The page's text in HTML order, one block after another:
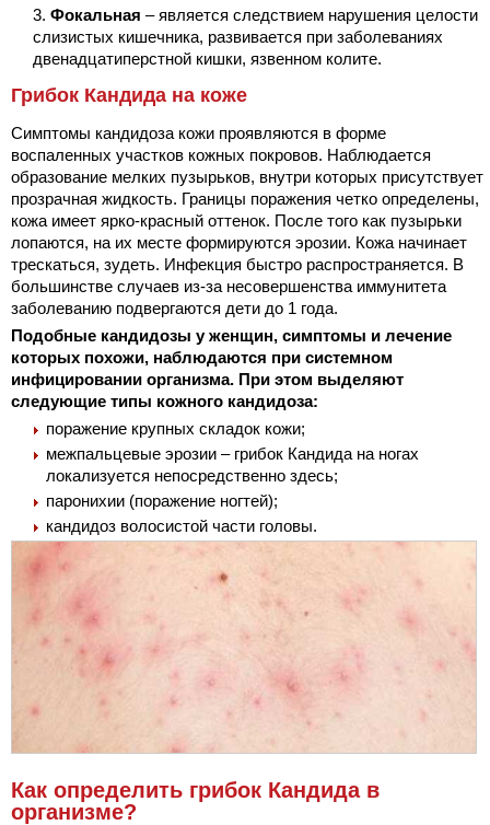
Фокальная – является следствием нарушения целости
слизистых кишечника, развивается при заболеваниях
двенадцатиперстной кишки, язвенном колите.
Грибок Кандида на коже
Симптомы кандидоза кожи проявляются в форме
воспаленных участков кожных покровов. Наблюдается
образование мелких пузырьков, внутри которых присутствует
прозрачная жидкость. Границы поражения четко определены,
кожа имеет ярко-красный оттенок. После того как пузырьки
лопаются, на их месте формируются эрозии. Кожа начинает
трескаться, зудеть. Инфекция быстро распространяется. В
большинстве случаев из-за несовершенства иммунитета
заболеванию подвергаются дети до 1 года.
Подобные кандидозы у женщин, симптомы и лечение
которых похожи, наблюдаются при системном
инфицировании организма. При этом выделяют
следующие типы кожного кандидоза:
поражение крупных складок кожи;
межпальцевые эрозии – грибок Кандида на ногах
локализуется непосредственно здесь;
паронихии (поражение ногтей);
кандидоз волосистой части головы.
Как определить грибок Кандида в
организме?